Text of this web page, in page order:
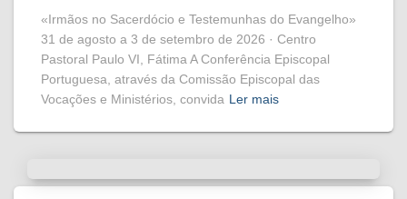
«Irmãos no Sacerdócio e Testemunhas do Evangelho»
31 de agosto a 3 de setembro de 2026 · Centro
Pastoral Paulo VI, Fátima A Conferência Episcopal
Portuguesa, através da Comissão Episcopal das
Vocações e Ministérios, convida Ler mais